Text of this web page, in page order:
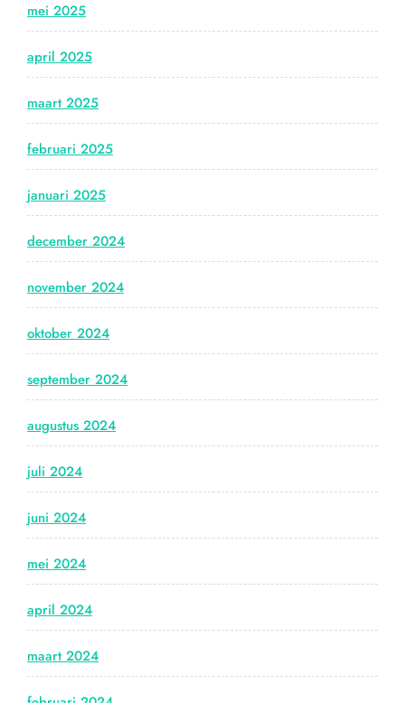
mei 2025
april 2025
maart 2025
februari 2025
januari 2025
december 2024
november 2024
oktober 2024
september 2024
augustus 2024
juli 2024
juni 2024
mei 2024
april 2024
maart 2024